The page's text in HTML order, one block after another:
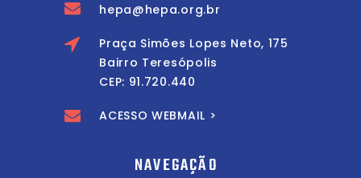
hepa@hepa.org.br
Praça Simões Lopes Neto, 175
Bairro Teresópolis
CEP: 91.720.440
ACESSO WEBMAIL >
NAVEGAÇÃO